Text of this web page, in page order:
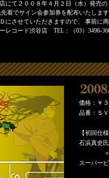
にて２００８年４月２日（水）発売
着でサイン会参加券を配布いたしま
にさせていただきますので、 事前に
レコード渋谷店 TEL：（03）3496-
価格：￥
品番：Ｓ
【初回仕
石浜真史
スーパー